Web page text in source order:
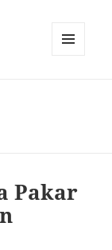
Pakar